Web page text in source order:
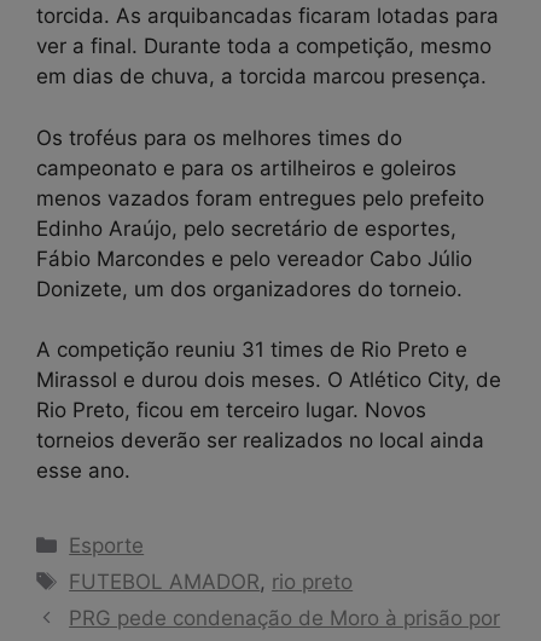
torcida. As arquibancadas ficaram lotadas para
ver a final. Durante toda a competição, mesmo
em dias de chuva, a torcida marcou presença.
Os troféus para os melhores times do
campeonato e para os artilheiros e goleiros
menos vazados foram entregues pelo prefeito
Edinho Araújo, pelo secretário de esportes,
Fábio Marcondes e pelo vereador Cabo Júlio
Donizete, um dos organizadores do torneio.
A competição reuniu 31 times de Rio Preto e
Mirassol e durou dois meses. O Atlético City, de
Rio Preto, ficou em terceiro lugar. Novos
torneios deverão ser realizados no local ainda
esse ano.
Categorias
Esporte
Tags
FUTEBOL AMADOR, rio preto
PRG pede condenação de Moro à prisão por